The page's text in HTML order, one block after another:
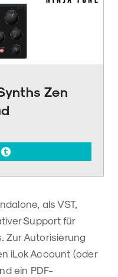
Zen
als VST,
Support für
Zur Autorisierung
iLok Account (oder
ein PDF-